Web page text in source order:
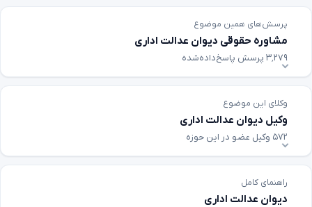
پرسش‌های همین موضوع
مشاوره حقوقی دیوان عدالت اداری
۳٬۲۷۹ پرسش پاسخ‌داده‌شده
وکلای این موضوع
وکیل دیوان عدالت اداری
۵۷۲ وکیل عضو در این حوزه
راهنمای کامل
دیوان عدالت اداری